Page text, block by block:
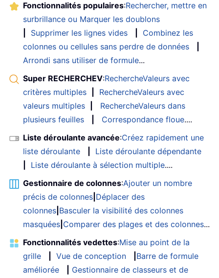
Fonctionnalités populaires:Rechercher, mettre en
surbrillance ou Marquer les doublons
Supprimer les lignes vides
Combinez les
colonnes ou cellules sans perdre de données
Arrondi sans utiliser de formule...
Super RECHERCHEV:RechercheValeurs avec
critères multiples
RechercheValeurs avec
valeurs multiples
RechercheValeurs dans
plusieurs feuilles
Correspondance floue....
Liste déroulante avancée:Créez rapidement une
liste déroulante
Liste déroulante dépendante
Liste déroulante à sélection multiple....
Gestionnaire de colonnes:Ajouter un nombre
précis de colonnes Déplacer des
colonnes Basculer la visibilité des colonnes
masquées Comparer des plages et des colonnes...
Fonctionnalités vedettes:Mise au point de la
grille
Vue de conception
Barre de formule
améliorée
Gestionnaire de classeurs et de